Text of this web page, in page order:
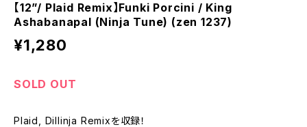
【12”/ Plaid Remix】Funki Porcini / King
Ashabanapal (Ninja Tune) (zen 1237)
¥1,280
SOLD OUT
Plaid, Dillinja Remixを収録！